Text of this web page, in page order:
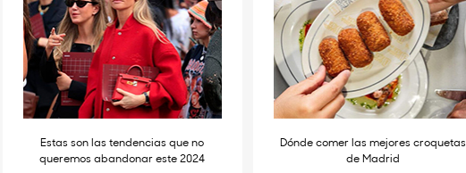
Estas son las tendencias que no
queremos abandonar este 2024
Dónde comer las mejores croquetas
de Madrid